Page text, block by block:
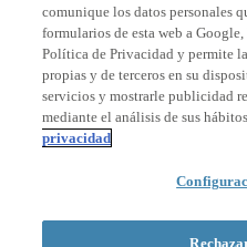
Miembro de
Acreditaciones
© 2026 La Salle Campus
comunique los datos personales
formularios de esta web a
Política de Privacidad y permite
propias y de terceros en su
servicios y mostrarle publicidad
mediante el análisis de sus
privacidad